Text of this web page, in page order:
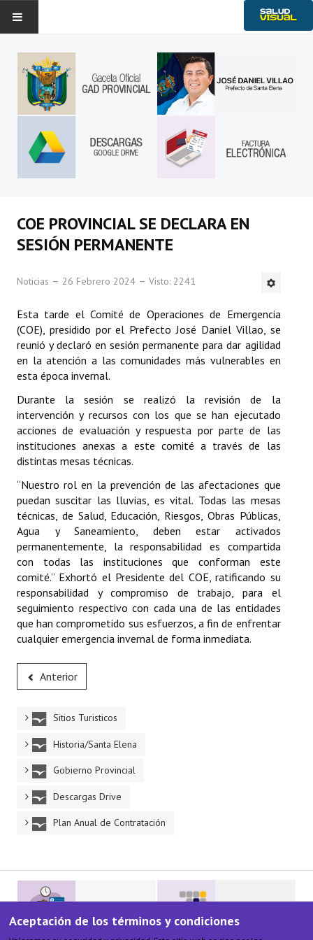
Historia
Noticias
Gobierno Provincial
Transparencia
Ambiente
COE PROVINCIAL SE DECLARA EN
SESIÓN PERMANENTE
Noticias 26 Febrero 2024 Visto: 2241
Esta tarde el Comité de Operaciones de Emergencia
(COE), presidido por el Prefecto José Daniel Villao, se
reunió y declaró en sesión permanente para dar agilidad
en la atención a las comunidades más vulnerables en
esta época invernal.
Durante la sesión se realizó la revisión de la
intervención y recursos con los que se han ejecutado
acciones de evaluación y respuesta por parte de las
instituciones anexas a este comité a través de las
distintas mesas técnicas.
“Nuestro rol en la prevención de las afectaciones que
puedan suscitar las lluvias, es vital. Todas las mesas
técnicas, de Salud, Educación, Riesgos, Obras Públicas,
Agua y Saneamiento, deben estar activados
permanentemente, la responsabilidad es compartida
con todas las instituciones que conforman este
comité.” Exhortó el Presidente del COE, ratificando su
responsabilidad y compromiso de trabajo, para el
seguimiento respectivo con cada una de las entidades
que han comprometido sus esfuerzos, a fin de enfrentar
cualquier emergencia invernal de forma inmediata.
Anterior
Sitios Turisticos
Historia/Santa Elena
Gobierno Provincial
Descargas Drive
Plan Anual de Contratación
Aceptación de los términos y condiciones